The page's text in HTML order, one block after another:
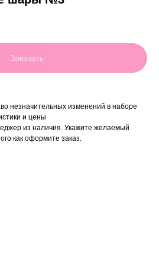
Заказать
незначительных изменений в наборе
и цены
из наличия. Укажите желаемый
как оформите заказ.